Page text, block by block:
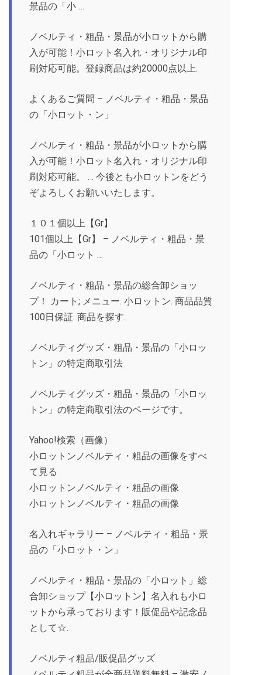
景品の「小 …
ノベルティ・粗品・景品が小ロットから購
入が可能！小ロット名入れ・オリジナル印
刷対応可能。登録商品は約20000点以上.
よくあるご質問 – ノベルティ・粗品・景品
の「小ロット・ン」
ノベルティ・粗品・景品が小ロットから購
入が可能！小ロット名入れ・オリジナル印
刷対応可能。 … 今後とも小ロットンをどう
ぞよろしくお願いいたします。
１０１個以上【Gr】
101個以上【Gr】 – ノベルティ・粗品・景
品の「小ロット …
ノベルティ・粗品・景品の総合卸ショッ
プ！ カート; メニュー. 小ロットン. 商品品質
100日保証. 商品を探す.
ノベルティグッズ・粗品・景品の「小ロッ
トン」の特定商取引法
ノベルティグッズ・粗品・景品の「小ロッ
トン」の特定商取引法のページです。
Yahoo!検索（画像）
小ロットンノベルティ・粗品の画像をすべ
て見る
小ロットンノベルティ・粗品の画像
小ロットンノベルティ・粗品の画像
名入れギャラリー – ノベルティ・粗品・景
品の「小ロット・ン」
ノベルティ・粗品・景品の「小ロット」総
合卸ショップ【小ロットン】名入れも小ロ
ットから承っております！販促品や記念品
として☆.
ノベルティ粗品/販促品グッズ